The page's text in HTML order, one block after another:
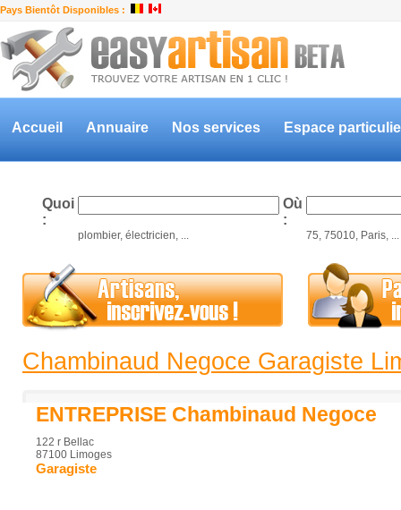
Pays Bientôt Disponibles :
Accueil Annuaire Nos services Espace
Quoi
:
Où
:
plombier, électricien, ... 75, 75010, Paris, ...
Chambinaud Negoce Garagiste
ENTREPRISE Chambinaud Negoce
122 r Bellac
87100 Limoges
Garagiste